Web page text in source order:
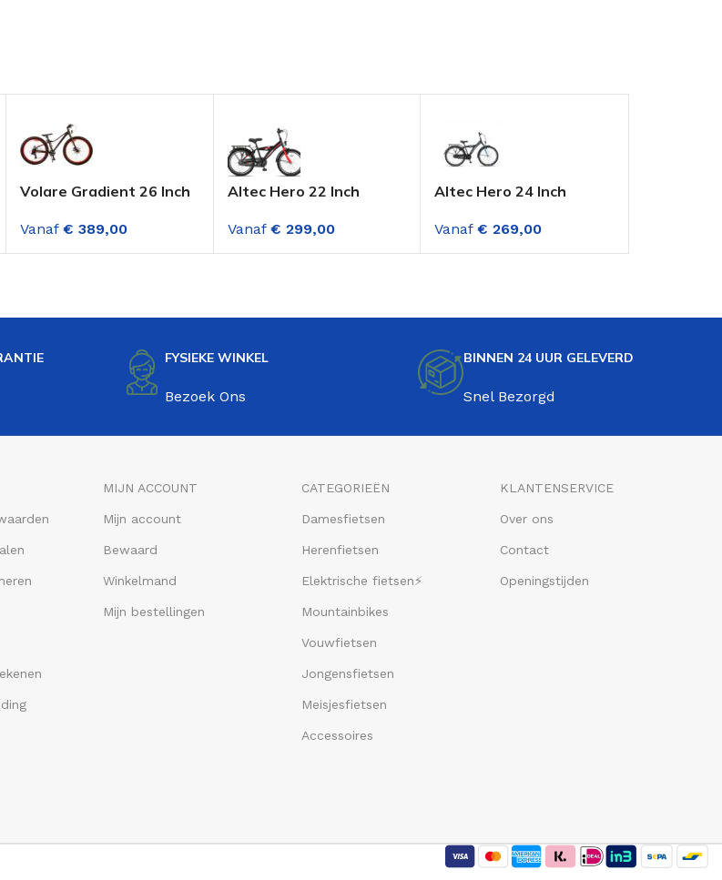
Volare Gradient 26 Inch
Oranje 7 Versnellingen
Vanaf € 389,00
Altec Hero 22 Inch
Vanaf € 299,00
Altec Hero 24 Inch
Blue
Vanaf € 269,00
FYSIEKE WINKEL
Bezoek Ons
BINNEN 24 UUR GELEVERD
Snel Bezorgd
MIJN ACCOUNT
Mijn account
Bewaard
Winkelmand
Mijn bestellingen
CATEGORIEËN
Damesfietsen
Herenfietsen
Elektrische fietsen⚡
Mountainbikes
Vouwfietsen
Jongensfietsen
Meisjesfietsen
Accessoires
KLANTENSERVICE
Over ons
Contact
Openingstijden